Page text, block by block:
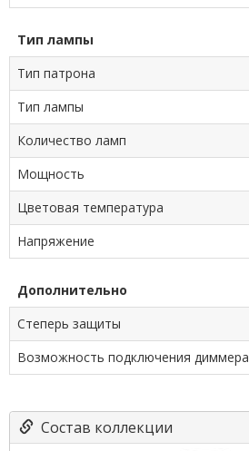
Тип лампы
Тип патрона
Тип лампы
Количество ламп
Мощность
Цветовая температура
Напряжение
Дополнительно
Степерь защиты
Возможность подключения диммера
Состав коллекции